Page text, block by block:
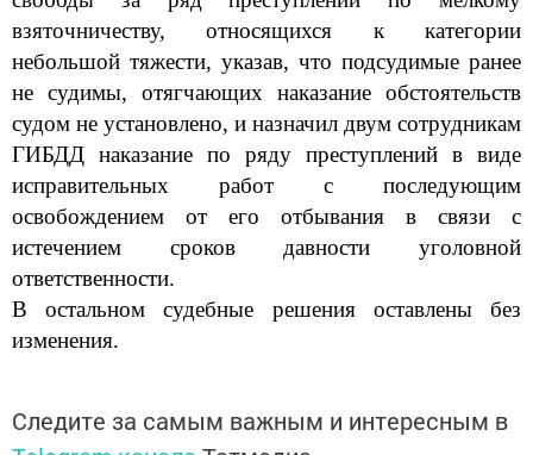
взяточничеству, относящихся к категории
небольшой тяжести, указав, что подсудимые ранее
не судимы, отягчающих наказание обстоятельств
судом не установлено, и назначил двум сотрудникам
ГИБДД наказание по ряду преступлений в виде
исправительных работ с последующим
освобождением от его отбывания в связи с
истечением сроков давности уголовной
ответственности.
В остальном судебные решения оставлены без
изменения.
Следите за самым важным и интересным в